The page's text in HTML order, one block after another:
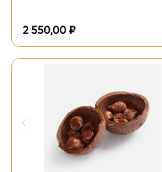
2 550,00 ₽